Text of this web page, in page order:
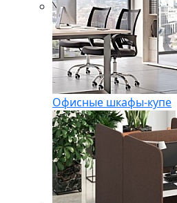
Офисные шкафы-купе